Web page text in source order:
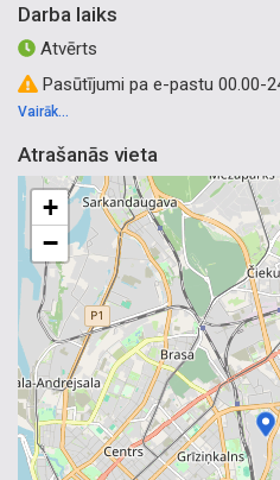
tulkošana, mājas lapu saturs,
tulkošana, steidzama
tulkošana, valodu kursi Rīgā,
apstiprināšana, valodu kursi
Darba laiks
Atvērts
Pasūtījumi pa e-pastu 00.00-
Vairāk...
Atrašanās vieta
+
−